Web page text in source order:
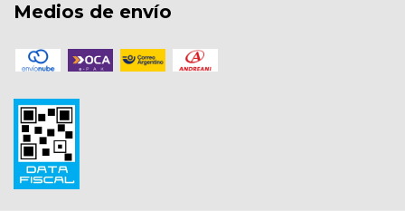
Medios de envío